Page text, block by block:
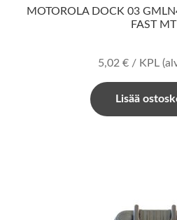
MOTOROLA DOCK 03
FAST
5,02 € / KPL
Lisää